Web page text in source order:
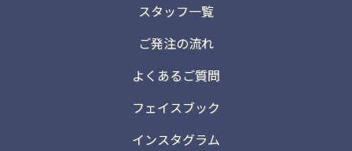
スタッフ一覧
ご発注の流れ
よくあるご質問
フェイスブック
インスタグラム